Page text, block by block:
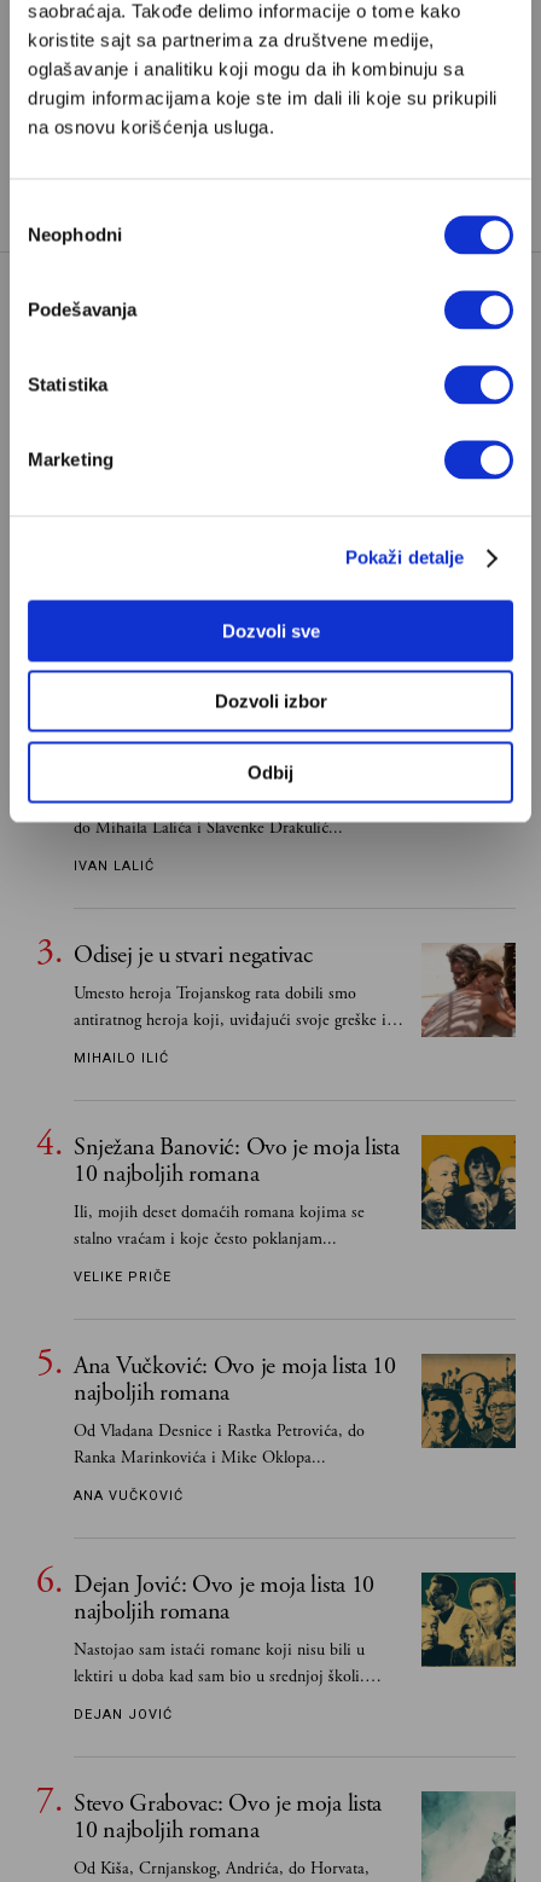
saobraćaja. Takođe delimo informacije o tome kako
koristite sajt sa partnerima za društvene medije,
oglašavanje i analitiku koji mogu da ih kombinuju sa
drugim informacijama koje ste im dali ili koje su prikupili
na osnovu korišćenja usluga.
сагласности
Neophodni
Podešavanja
Statistika
Marketing
Pokaži detalje
Dozvoli sve
Dozvoli izbor
Odbij
TAGOVI:
AFEKTIVNA VEZANOST
BRIGA O DETETU
DECA
DECA I MENTALNO ZDRAVLJE
PLAČ BEBE
POPULARNO
tek retki mogu da podnesu slobodu
Ivan Lalić: Ovo je moja lista 10
Od Dragoslava Mihailovića i Meše Selimovića,
do Mihaila Lalića i Slavenke Drakulić...
IVAN LALIĆ
Odisej je u stvari negativac
Umesto heroja Trojanskog rata dobili smo
antiratnog heroja koji, uviđajući svoje greške i
učeći na njima, shvata da postoje stvari koje su
MIHAILO ILIĆ
Snježana Banović: Ovo je moja lista
10 najboljih romana
Ili, mojih deset domaćih romana kojima se
stalno vraćam i koje često poklanjam...
VELIKE PRIČE
Ana Vučković: Ovo je moja lista 10
najboljih romana
Od Vladana Desnice i Rastka Petrovića, do
Ranka Marinkovića i Mike Oklopa...
ANA VUČKOVIĆ
Dejan Jović: Ovo je moja lista 10
najboljih romana
Nastojao sam istaći romane koji nisu bili u
lektiri u doba kad sam bio u srednjoj školi.
Smatrao sam da su "klasici" već dovoljno
DEJAN JOVIĆ
Stevo Grabovac: Ovo je moja lista
10 najboljih romana
Od Kiša, Crnjanskog, Andrića, do Horvata,